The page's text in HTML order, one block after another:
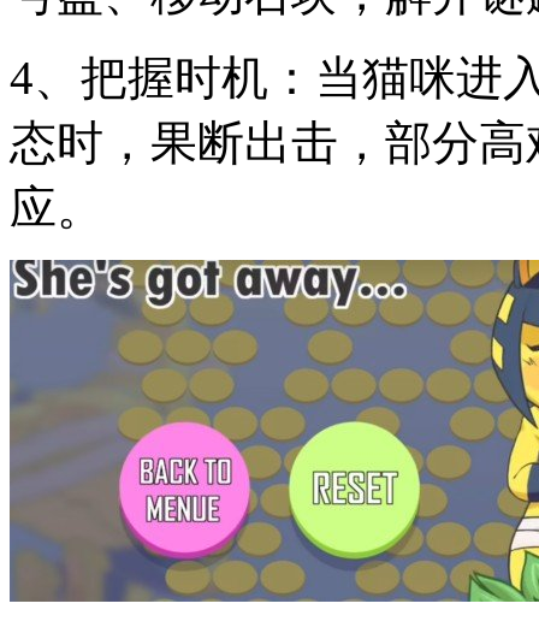
4、把握时机：当猫咪进
态时，果断出击，部分
应。